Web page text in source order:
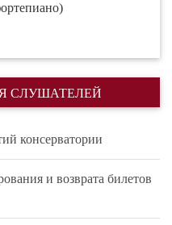
СЛУШАТЕЛЕЙ
консерватории
и возврата билетов